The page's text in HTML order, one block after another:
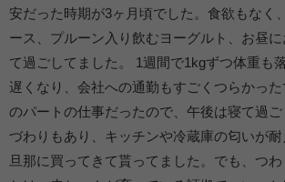
安だった時期が3ヶ月頃でした。食欲もなく
ース、プルーン入り飲むヨーグルト、お昼
て過ごしてました。 1週間で1kgずつ体重も
遅くなり、会社への通勤もすごくつらかっ
のパートの仕事だったので、午後は寝て過
づわりもあり、キッチンや冷蔵庫の匂いが
旦那に買ってきて貰ってました。でも、つ